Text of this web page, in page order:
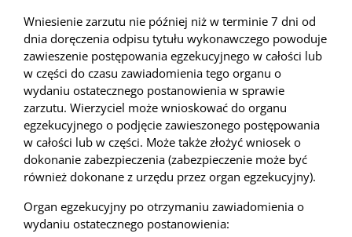
Wniesienie zarzutu nie później niż w terminie 7 dni od
dnia doręczenia odpisu tytułu wykonawczego powoduje
zawieszenie postępowania egzekucyjnego w całości lub
w części do czasu zawiadomienia tego organu o
wydaniu ostatecznego postanowienia w sprawie
zarzutu. Wierzyciel może wnioskować do organu
egzekucyjnego o podjęcie zawieszonego postępowania
w całości lub w części. Może także złożyć wniosek o
dokonanie zabezpieczenia (zabezpieczenie może być
również dokonane z urzędu przez organ egzekucyjny).
Organ egzekucyjny po otrzymaniu zawiadomienia o
wydaniu ostatecznego postanowienia: